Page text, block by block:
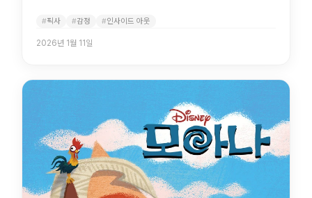
픽사 감정 인사이드 아웃
2026년 1월 11일